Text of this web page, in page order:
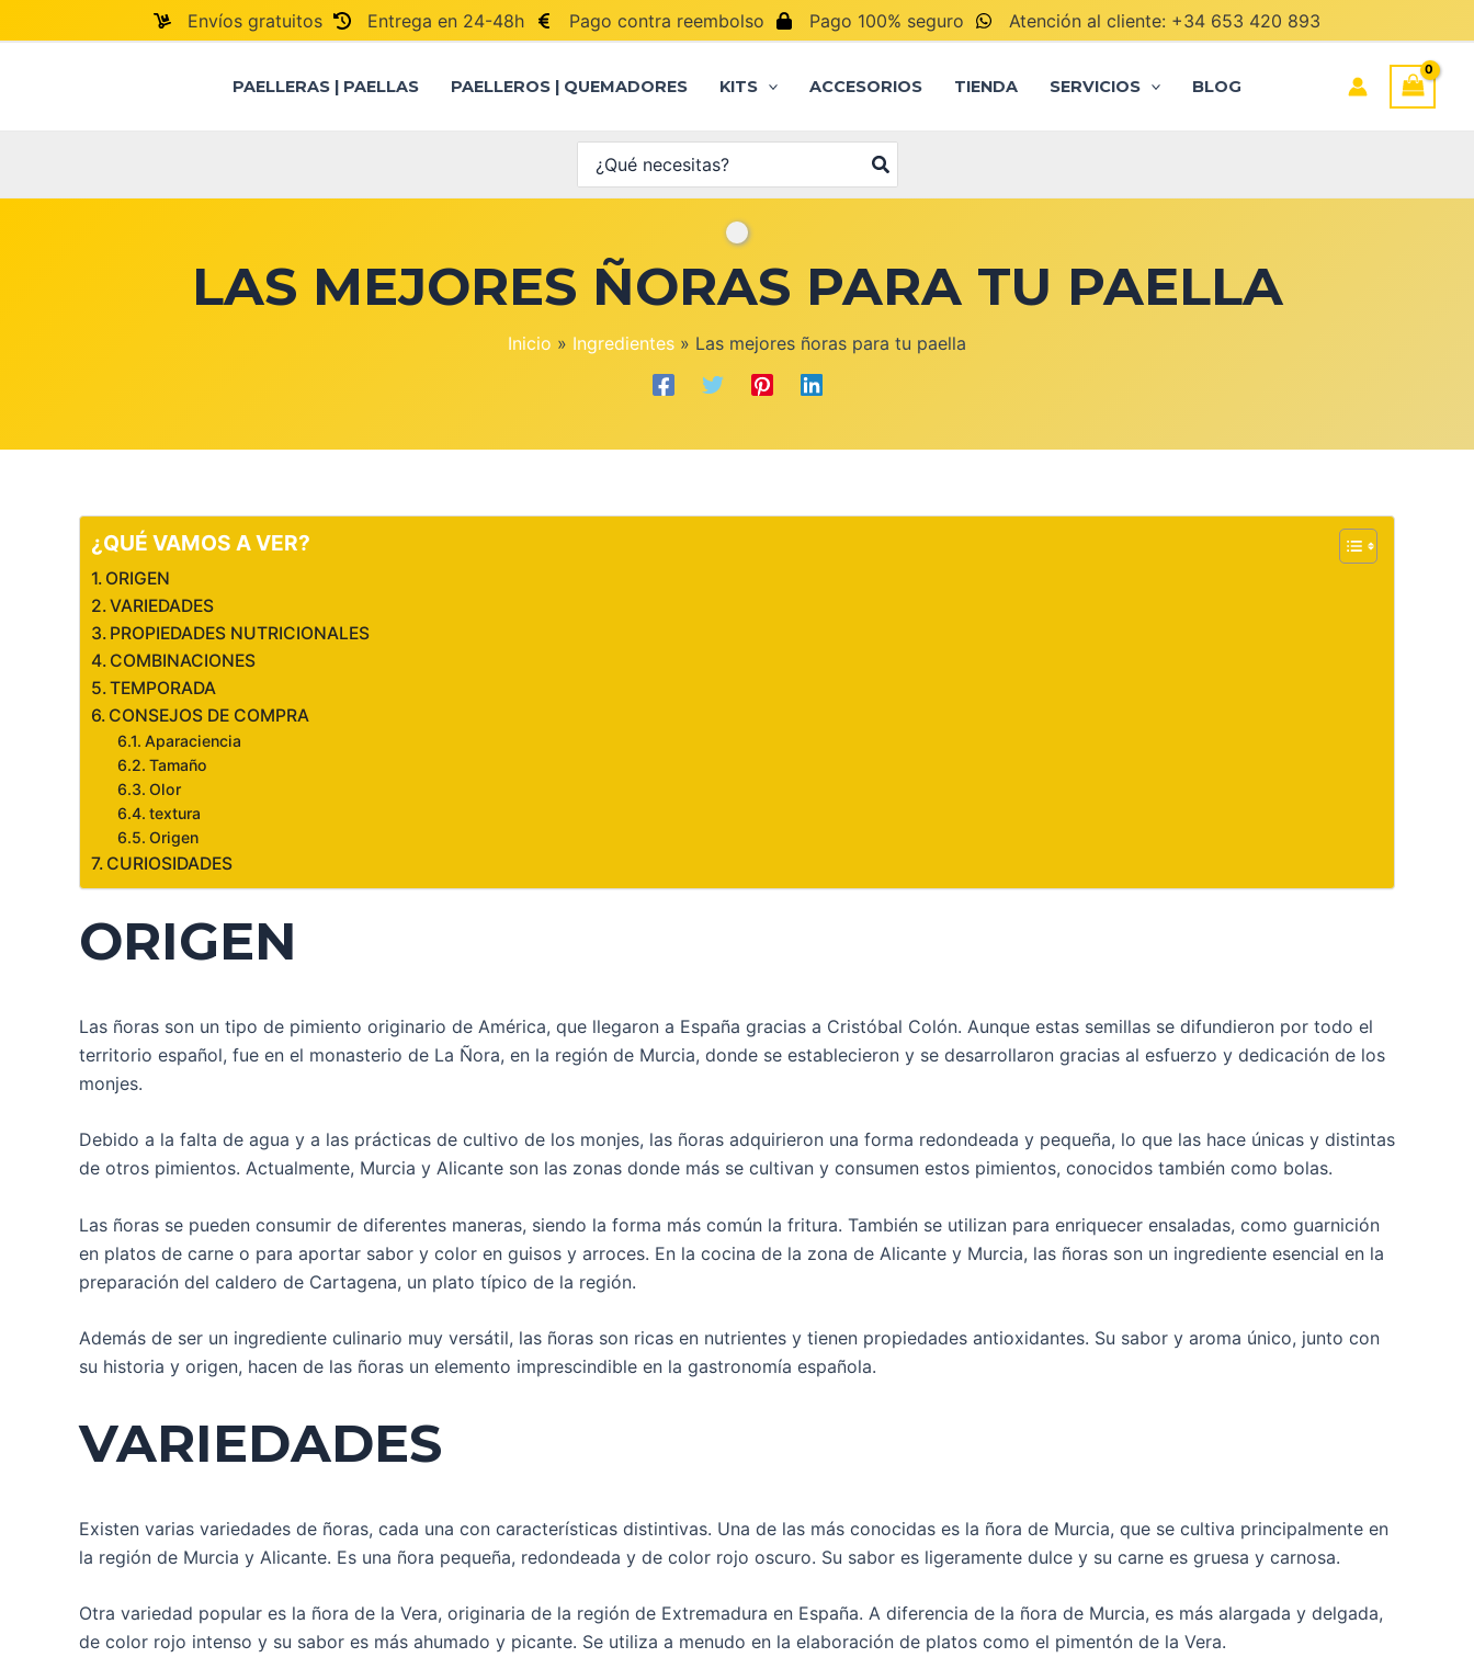
al
Envíos gratuitos Entrega en 24-48h Pago contra reembolso Pago 100% seguro Atención al cliente: +34 653 420 893
PAELLERAS | PAELLAS PAELLEROS | QUEMADORES KITS ACCESORIOS TIENDA SERVICIOS BLOG
Buscar
por:
LAS MEJORES ÑORAS PARA TU PAELLA
Inicio Ingredientes Las mejores ñoras para tu paella
¿QUÉ VAMOS A VER?
ORIGEN
VARIEDADES
PROPIEDADES NUTRICIONALES
COMBINACIONES
TEMPORADA
CONSEJOS DE COMPRA
Aparaciencia
Tamaño
Olor
textura
Origen
CURIOSIDADES
ORIGEN
Las ñoras son un tipo de pimiento originario de América, que llegaron a España gracias a Cristóbal Colón. Aunque estas semillas se difundieron por todo el
territorio español, fue en el monasterio de La Ñora, en la región de Murcia, donde se establecieron y se desarrollaron gracias al esfuerzo y dedicación de los
monjes.
Debido a la falta de agua y a las prácticas de cultivo de los monjes, las ñoras adquirieron una forma redondeada y pequeña, lo que las hace únicas y distintas
de otros pimientos. Actualmente, Murcia y Alicante son las zonas donde más se cultivan y consumen estos pimientos, conocidos también como bolas.
Las ñoras se pueden consumir de diferentes maneras, siendo la forma más común la fritura. También se utilizan para enriquecer ensaladas, como guarnición
en platos de carne o para aportar sabor y color en guisos y arroces. En la cocina de la zona de Alicante y Murcia, las ñoras son un ingrediente esencial en la
preparación del caldero de Cartagena, un plato típico de la región.
Además de ser un ingrediente culinario muy versátil, las ñoras son ricas en nutrientes y tienen propiedades antioxidantes. Su sabor y aroma único, junto con
su historia y origen, hacen de las ñoras un elemento imprescindible en la gastronomía española.
VARIEDADES
Existen varias variedades de ñoras, cada una con características distintivas. Una de las más conocidas es la ñora de Murcia, que se cultiva principalmente en
la región de Murcia y Alicante. Es una ñora pequeña, redondeada y de color rojo oscuro. Su sabor es ligeramente dulce y su carne es gruesa y carnosa.
Otra variedad popular es la ñora de la Vera, originaria de la región de Extremadura en España. A diferencia de la ñora de Murcia, es más alargada y delgada,
de color rojo intenso y su sabor es más ahumado y picante. Se utiliza a menudo en la elaboración de platos como el pimentón de la Vera.